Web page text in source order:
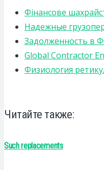
Фінансове
Надежные
Задолженность в
Global Contractor
Физиология
Читайте также:
Such replacements